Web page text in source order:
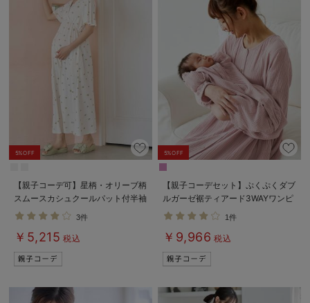
5%OFF
【親子コーデ可】星柄・オリーブ柄
スムースカシュクールパット付半袖
ネグリジェ【出産後も長く使える】
3件
￥5,215 税込
5%OFF
【親子コーデセット】ぷくぷくダブ
ルガーゼ裾ティアード3WAYワンピ
ース＆産前産後使えるレギンスパジ
ャマ&2wayオール 出産準備 ギ
フト マタニティ・産後
1件
￥9,966 税込